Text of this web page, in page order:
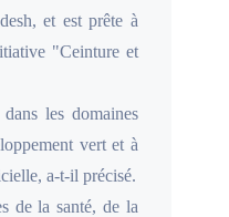
et est prête à
"Ceinture et
les domaines
vert et à
a-t-il précisé.
de la santé, de la